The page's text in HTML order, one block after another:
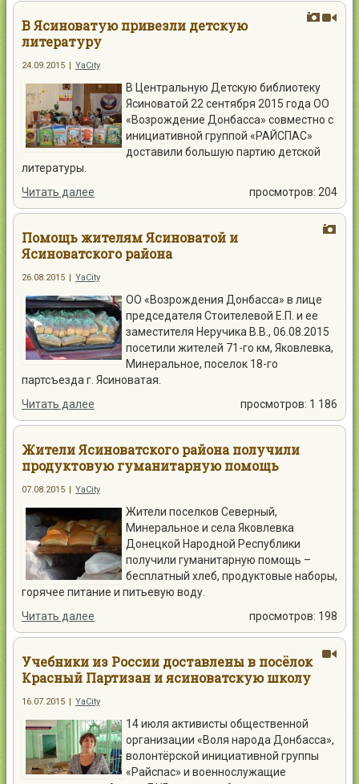
В Ясиноватую привезли детскую
литературу
24.09.2015 | YaCity
В Центральную Детскую библиотеку
Ясиноватой 22 сентября 2015 года ОО
«Возрождение Донбасса» совместно с
инициативной группой «РАЙСПАС»
доставили большую партию детской
литературы.
Читать далее
просмотров: 204
Помощь жителям Ясиноватой и
Ясиноватского района
26.08.2015 | YaCity
ОО «Возрождения Донбасса» в лице
председателя Стоителевой Е.П. и ее
заместителя Неручика В.В., 06.08.2015
посетили жителей 71-го км, Яковлевка,
Минеральное, поселок 18-го
партсъезда г. Ясиноватая.
Читать далее
просмотров: 1 186
Жители Ясиноватского района получили
продуктовую гуманитарную помощь
07.08.2015 | YaCity
Жители поселков Северный,
Минеральное и села Яковлевка
Донецкой Народной Республики
получили гуманитарную помощь –
бесплатный хлеб, продуктовые наборы,
горячее питание и питьевую воду.
Читать далее
просмотров: 198
Учебники из России доставлены в посёлок
Красный Партизан и ясиноватскую школу
16.07.2015 | YaCity
14 июля активисты общественной
организации «Воля народа Донбасса»,
волонтёрской инициативной группы
«Райспас» и военнослужащие